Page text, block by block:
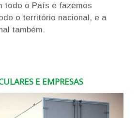
todo o País e fazemos
o território nacional, e a
também.
E EMPRESAS